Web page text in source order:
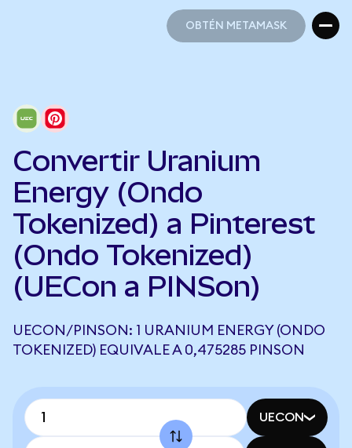
OBTÉN METAMASK
Convertir Uranium
Energy (Ondo
Tokenized) a Pinterest
(Ondo Tokenized)
(UECon a PINSon)
UECON/PINSON: 1 URANIUM ENERGY (ONDO
TOKENIZED) EQUIVALE A 0,475285 PINSON
UECON